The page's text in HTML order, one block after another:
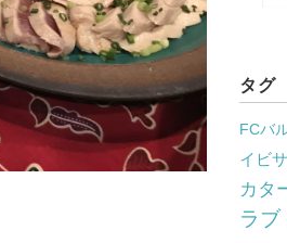
タグ
FCバ
イビサ
カタ
ラブ